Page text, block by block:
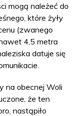
mogą należeć do
które żyły
(zwanego
4,5 metra
datuje się
na obecnej Woli
że ten
nastąpiło